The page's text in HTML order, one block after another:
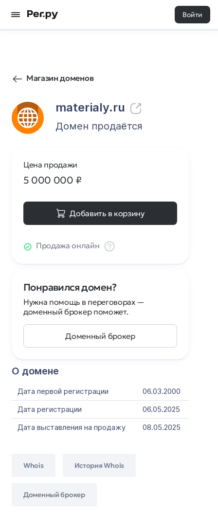
Войти
Магазин доменов
materialy.ru
98 0
Домен продаётся
О домене
Дата первой регистрации
06.03.2000
Дата регистрации
06.05.2025
Дата выставления на продажу
08.05.2025
Whois История Whois
Доменный брокер
Цена продажи
5 000 000 ₽
Добавить в корзину
Продажа онлайн
Понравился домен?
Нужна помощь в переговорах —
доменный брокер поможет.
Доменный брокер